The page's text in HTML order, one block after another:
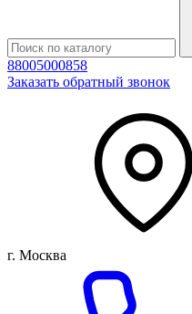
88005000858
Заказать обратный звонок
г. Москва